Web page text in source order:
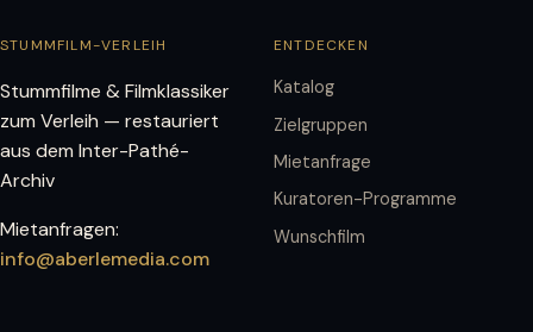
STUMMFILM-VERLEIH
Stummfilme & Filmklassiker
zum Verleih — restauriert
aus dem Inter-Pathé-
Archiv
Mietanfragen:
info@aberlemedia.com
ENTDECKEN
Katalog
Zielgruppen
Mietanfrage
Kuratoren-Programme
Wunschfilm